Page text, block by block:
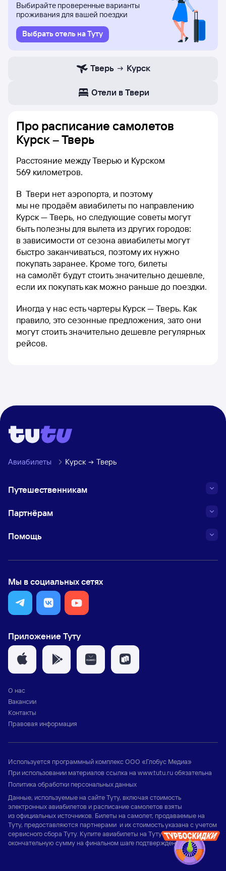
Выбирайте проверенные варианты
проживания для вашей поездки
Выбрать отель на Туту
Тверь Курск
Отели в Твери
Про расписание самолетов
Курск – Тверь
Расстояние между Тверью и Курском
569 километров.
В Твери нет аэропорта, и поэтому
мы не продаём авиабилеты по направлению
Курск — Тверь, но следующие советы могут
быть полезны для вылета из других городов:
в зависимости от сезона авиабилеты могут
быстро заканчиваться, поэтому их нужно
покупать заранее. Кроме того, билеты
на самолёт будут стоить значительно дешевле,
если их покупать как можно раньше до поездки.
Иногда у нас есть чартеры Курск — Тверь. Как
правило, это сезонные предложения, зато они
могут стоить значительно дешевле регулярных
рейсов.
Авиабилеты Курск Тверь
Путешественникам
Партнёрам
Помощь
Мы в социальных сетях
Приложение Туту
О нас
Вакансии
Контакты
Правовая информация
Используется программный комплексООО «Глобус Медиа»
При использовании материалов ссылка на www.tutu.ruобязательна
Политика обработки персональных данных
Данные, используемые на сайте Туту, включая стоимость
электронных авиабилетов и расписание самолетов взяты
из официальных источников. Билеты на самолет, продаваемые на
Туту, предоставляются партнерами и их стоимость указана с учетом
сервисного сбора Туту. Купите авиабилеты на Туту и узнайте
окончательную сумму на финальном шаге подтверждения заказа